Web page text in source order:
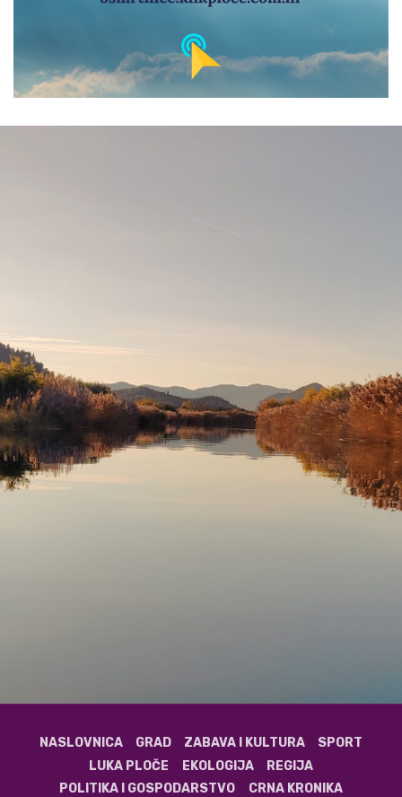
NASLOVNICA GRAD ZABAVA I KULTURA
SPORT
LUKA PLOČE
EKOLOGIJA
REGIJA
POLITIKA I GOSPODARSTVO
CRNA KRONIKA